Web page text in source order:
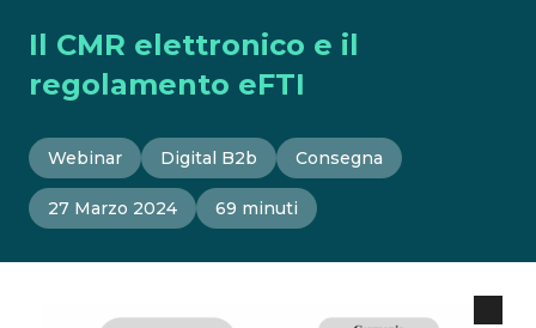
Il CMR elettronico e il
regolamento eFTI
Webinar Digital B2b Consegna
27 Marzo 2024 69 minuti